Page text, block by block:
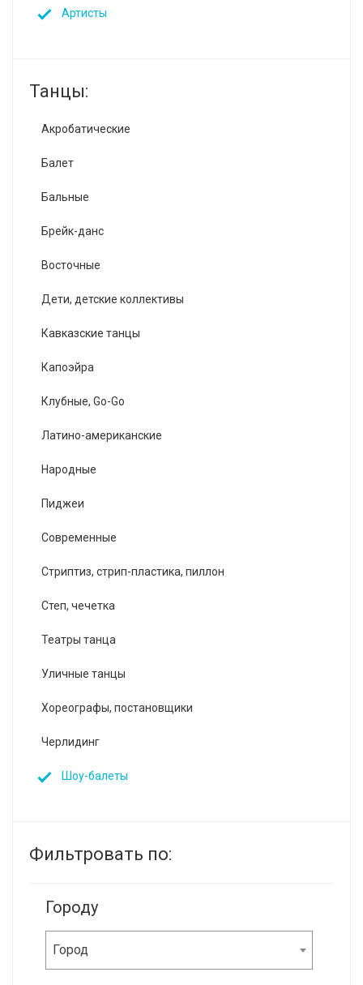
Артисты
Танцы:
Акробатические
Балет
Бальные
Брейк-данс
Восточные
Дети, детские коллективы
Кавказские танцы
Капоэйра
Клубные, Go-Go
Латино-американские
Народные
Пиджеи
Современные
Стриптиз, стрип-пластика, пиллон
Степ, чечетка
Театры танца
Уличные танцы
Хореографы, постановщики
Черлидинг
Шоу-балеты
Фильтровать по:
Городу
Город